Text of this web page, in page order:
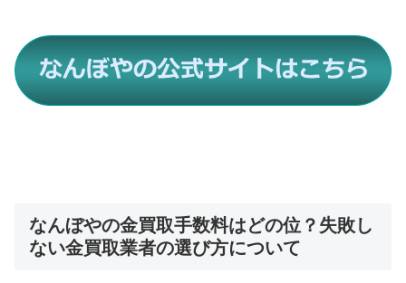
なんぼやの金買取手数料はどの位？失敗し
ない金買取業者の選び方について